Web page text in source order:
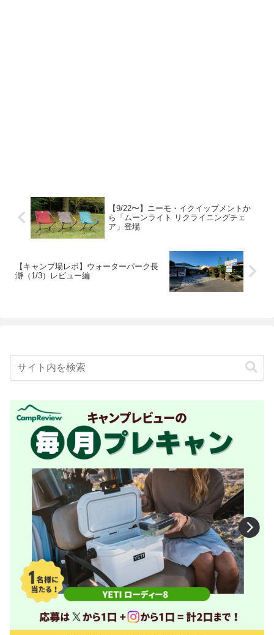
【9/22〜】ニーモ・イクイップメントか
ら「ムーンライト リクライニングチェ
ア」登場
【キャンプ場レポ】ウォーターパーク長
瀞（1/3）レビュー編